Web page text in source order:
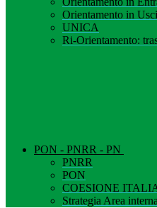
Orientamento in
UNICA
Ri-Orientamento:
PON - PNRR - PN
PNRR
PON
COESIONE
Strategia Area interna